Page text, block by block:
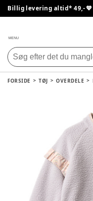
Billig levering altid* 49,- 💙
MENU
FORSIDE TØJ OVERDELE